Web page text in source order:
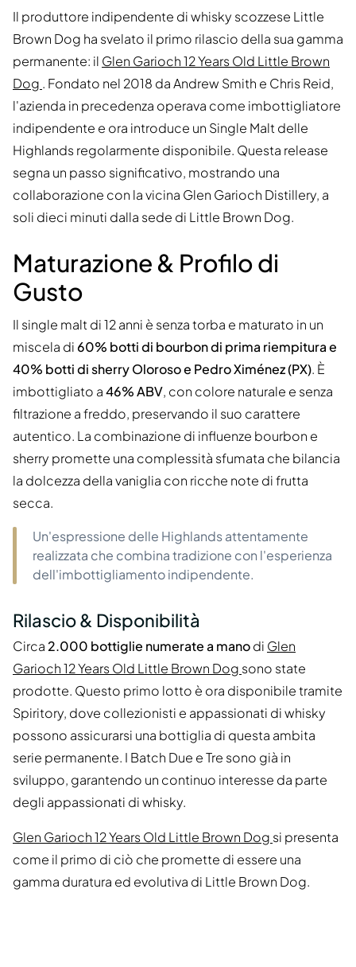
Il produttore indipendente di whisky scozzese Little
Brown Dog ha svelato il primo rilascio della sua gamma
permanente: il Glen Garioch 12 Years Old Little Brown
Dog . Fondato nel 2018 da Andrew Smith e Chris Reid,
l'azienda in precedenza operava come imbottigliatore
indipendente e ora introduce un Single Malt delle
Highlands regolarmente disponibile. Questa release
segna un passo significativo, mostrando una
collaborazione con la vicina Glen Garioch Distillery, a
soli dieci minuti dalla sede di Little Brown Dog.
Maturazione & Profilo di
Gusto
Il single malt di 12 anni è senza torba e maturato in un
miscela di 60% botti di bourbon di prima riempitura e
40% botti di sherry Oloroso e Pedro Ximénez (PX). È
imbottigliato a46% ABV, con colore naturale e senza
filtrazione a freddo, preservando il suo carattere
autentico. La combinazione di influenze bourbon e
sherry promette una complessità sfumata che bilancia
la dolcezza della vaniglia con ricche note di frutta
secca.
Un'espressione delle Highlands attentamente
realizzata che combina tradizione con l'esperienza
dell'imbottigliamento indipendente.
Rilascio & Disponibilità
Circa2.000 bottiglie numerate a manodi Glen
Garioch 12 Years Old Little Brown Dog sono state
prodotte. Questo primo lotto è ora disponibile tramite
Spiritory, dove collezionisti e appassionati di whisky
possono assicurarsi una bottiglia di questa ambita
serie permanente. I Batch Due e Tre sono già in
sviluppo, garantendo un continuo interesse da parte
degli appassionati di whisky.
Glen Garioch 12 Years Old Little Brown Dog si presenta
come il primo di ciò che promette di essere una
gamma duratura ed evolutiva di Little Brown Dog.